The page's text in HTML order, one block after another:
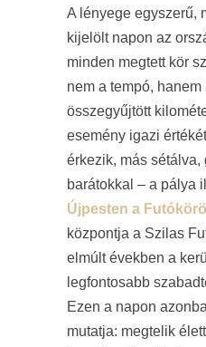
A lényege egyszerű,
kijelölt napon az
minden megtett kör
nem a tempó, hanem
összegyűjtött
esemény igazi
érkezik, más
barátokkal – a pálya
Újpesten a
központja a Szilas
elmúlt években a
legfontosabb
Ezen a napon
mutatja: megtelik